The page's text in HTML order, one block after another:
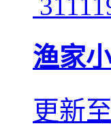
渔家
更新